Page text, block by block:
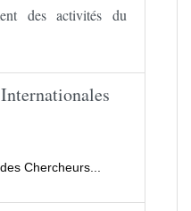
des activités du
Chercheurs...